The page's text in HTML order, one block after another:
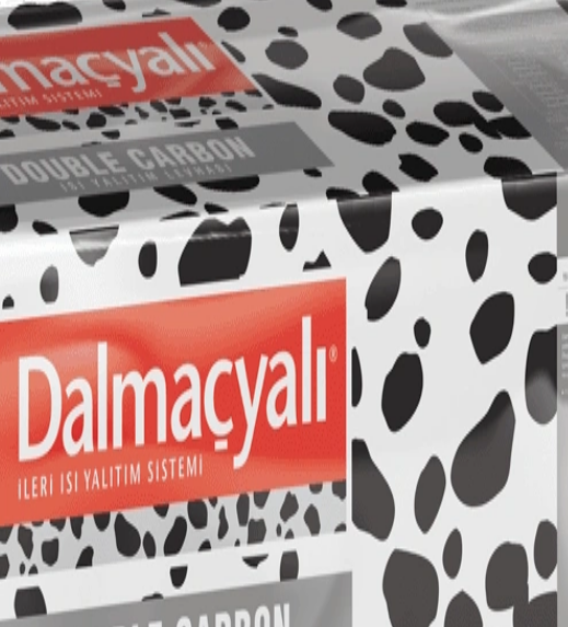
ısı yalıtım levhasıdır. %10 daha yüksek ısı yalıtım performansı (λD:
önleme İdeal boyut dengesi Suya karşı dirençli yapı TS EN 13163 ürün,
0,031 W/mK Isıl Direnç (R) 0,60 – 4,80 m²K/W Yüzeylere Dik Çekme
μ Yangına Tepki Sınıfı (Sistem ile) B-s1,d0 Uygulama Dış Ortam
veya 1 TIR = 1.560 m².